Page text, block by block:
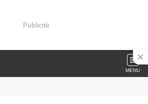
Publicité
MENU